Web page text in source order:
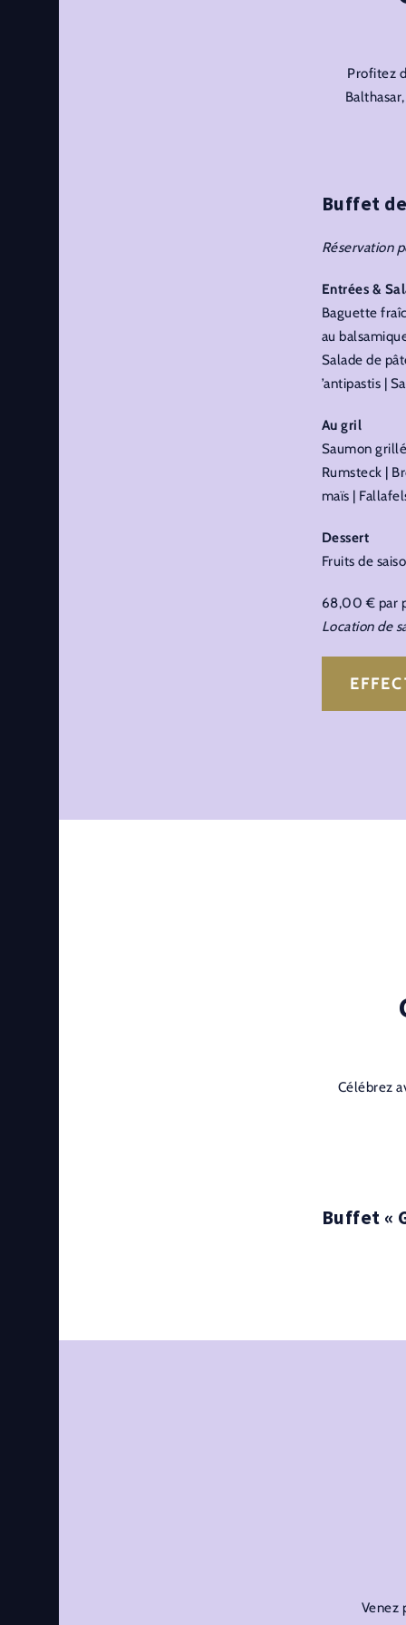
Profitez
Buffet
Réservation
Entrées &
Baguette
au
Salade de
’antipastis |
Au gril
Saumon
Rumsteck |
maïs |
Dessert
Fruits de
68,00 € par
Location de
Célébrez
Buffet «
Venez